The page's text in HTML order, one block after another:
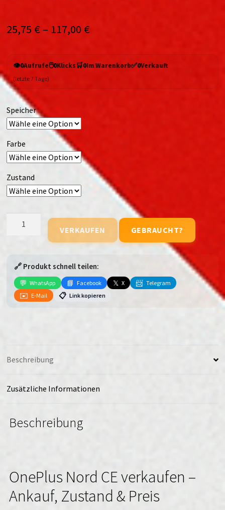
25,75 € – 117,00 €
👁️0Aufrufe🖱️0Klicks🛒0Im Warenkorb✅0Verkauft
(letzte 7 Tage)
Speicher
Farbe
Zustand
VERKAUFEN GEBRAUCHT?
🔗 Produkt schnell teilen:
💬 WhatsApp 📘 Facebook 𝕏 X 📨 Telegram
✉️ E-Mail 📋 Link kopieren
Beschreibung
Zusätzliche Informationen
Beschreibung
OnePlus Nord CE verkaufen –
Ankauf, Zustand & Preis